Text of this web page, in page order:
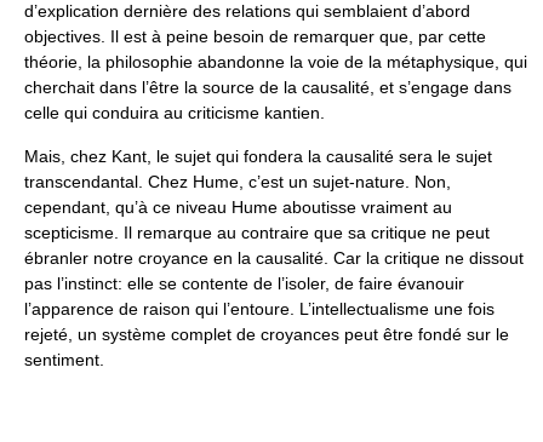
d’explication dernière des relations qui semblaient d’abord
objectives. Il est à peine besoin de remarquer que, par cette
théorie, la philosophie abandonne la voie de la métaphysique, qui
cherchait dans l’être la source de la causalité, et s’engage dans
celle qui conduira au criticisme kantien.
Mais, chez Kant, le sujet qui fondera la causalité sera le sujet
transcendantal. Chez Hume, c’est un sujet-nature. Non,
cependant, qu’à ce niveau Hume aboutisse vraiment au
scepticisme. Il remarque au contraire que sa critique ne peut
ébranler notre croyance en la causalité. Car la critique ne dissout
pas l’instinct: elle se contente de l’isoler, de faire évanouir
l’apparence de raison qui l’entoure. L’intellectualisme une fois
rejeté, un système complet de croyances peut être fondé sur le
sentiment.